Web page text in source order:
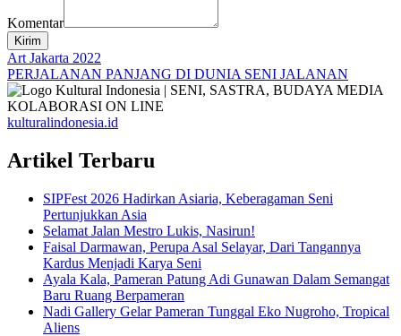
Komentar
Kirim
Navigasi
pos
Art Jakarta 2022
PERJALANAN PANJANG DI DUNIA SENI JALANAN
kulturalindonesia.id
Artikel Terbaru
SIPFest 2026 Hadirkan Asiaria, Keberagaman Seni
Pertunjukkan Asia
Selamat Jalan Mestro Lukis, Nasirun!
Faisal Darmawan, Perupa Asal Selayar, Dari Tangannya
Kardus Menjadi Karya Seni
Ayala Kala, Pameran Patung Adi Gunawan Dalam Semangat
Baru Ruang Berpameran
Nadi Gallery Gelar Pameran Tunggal Eko Nugroho, Tropical
Aliens